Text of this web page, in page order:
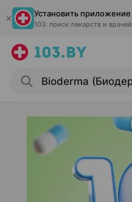
Установить приложение
103: поиск лекарств и врачей